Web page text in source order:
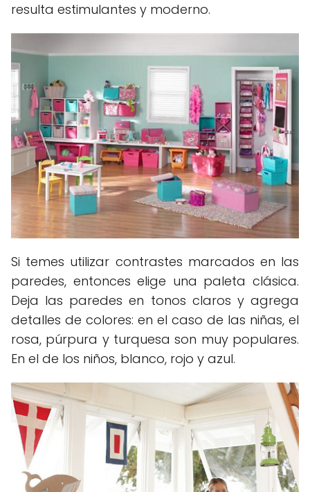
resulta estimulantes y moderno.
Si temes utilizar contrastes marcados en las
paredes, entonces elige una paleta clásica.
Deja las paredes en tonos claros y agrega
detalles de colores: en el caso de las niñas, el
rosa, púrpura y turquesa son muy populares.
En el de los niños, blanco, rojo y azul.